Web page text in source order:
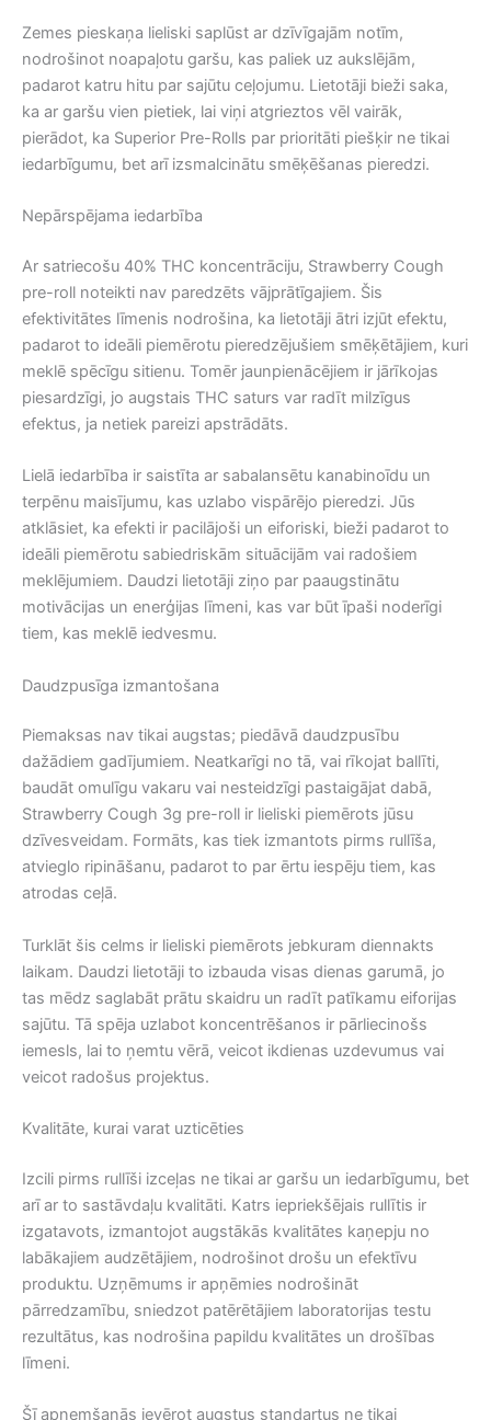
Zemes pieskaņa lieliski saplūst ar dzīvīgajām notīm,
nodrošinot noapaļotu garšu, kas paliek uz aukslējām,
padarot katru hitu par sajūtu ceļojumu. Lietotāji bieži saka,
ka ar garšu vien pietiek, lai viņi atgrieztos vēl vairāk,
pierādot, ka Superior Pre-Rolls par prioritāti piešķir ne tikai
iedarbīgumu, bet arī izsmalcinātu smēķēšanas pieredzi.
Nepārspējama iedarbība
Ar satriecošu 40% THC koncentrāciju, Strawberry Cough
pre-roll noteikti nav paredzēts vājprātīgajiem. Šis
efektivitātes līmenis nodrošina, ka lietotāji ātri izjūt efektu,
padarot to ideāli piemērotu pieredzējušiem smēķētājiem, kuri
meklē spēcīgu sitienu. Tomēr jaunpienācējiem ir jārīkojas
piesardzīgi, jo augstais THC saturs var radīt milzīgus
efektus, ja netiek pareizi apstrādāts.
Lielā iedarbība ir saistīta ar sabalansētu kanabinoīdu un
terpēnu maisījumu, kas uzlabo vispārējo pieredzi. Jūs
atklāsiet, ka efekti ir pacilājoši un eiforiski, bieži padarot to
ideāli piemērotu sabiedriskām situācijām vai radošiem
meklējumiem. Daudzi lietotāji ziņo par paaugstinātu
motivācijas un enerģijas līmeni, kas var būt īpaši noderīgi
tiem, kas meklē iedvesmu.
Daudzpusīga izmantošana
Piemaksas nav tikai augstas; piedāvā daudzpusību
dažādiem gadījumiem. Neatkarīgi no tā, vai rīkojat ballīti,
baudāt omulīgu vakaru vai nesteidzīgi pastaigājat dabā,
Strawberry Cough 3g pre-roll ir lieliski piemērots jūsu
dzīvesveidam. Formāts, kas tiek izmantots pirms rullīša,
atvieglo ripināšanu, padarot to par ērtu iespēju tiem, kas
atrodas ceļā.
Turklāt šis celms ir lieliski piemērots jebkuram diennakts
laikam. Daudzi lietotāji to izbauda visas dienas garumā, jo
tas mēdz saglabāt prātu skaidru un radīt patīkamu eiforijas
sajūtu. Tā spēja uzlabot koncentrēšanos ir pārliecinošs
iemesls, lai to ņemtu vērā, veicot ikdienas uzdevumus vai
veicot radošus projektus.
Kvalitāte, kurai varat uzticēties
Izcili pirms rullīši izceļas ne tikai ar garšu un iedarbīgumu, bet
arī ar to sastāvdaļu kvalitāti. Katrs iepriekšējais rullītis ir
izgatavots, izmantojot augstākās kvalitātes kaņepju no
labākajiem audzētājiem, nodrošinot drošu un efektīvu
produktu. Uzņēmums ir apņēmies nodrošināt
pārredzamību, sniedzot patērētājiem laboratorijas testu
rezultātus, kas nodrošina papildu kvalitātes un drošības
līmeni.
Šī apņemšanās ievērot augstus standartus ne tikai